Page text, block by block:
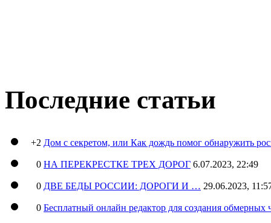
Последние статьи
+2 Дом с секретом, или Как дождь помог обнаружить
0 НА ПЕРЕКРЕСТКЕ ТРЕХ ДОРОГ 6.07.2023, 22:49
0 ДВЕ БЕДЫ РОССИИ: ДОРОГИ И … 29.06.2023,
0 Бесплатный онлайн редактор для создания обмерных